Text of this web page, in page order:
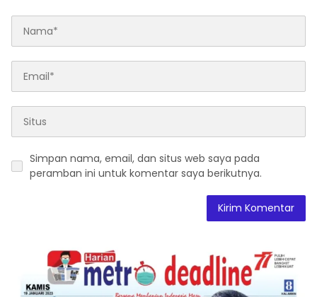
Simpan nama, email, dan situs web saya pada
peramban ini untuk komentar saya berikutnya.